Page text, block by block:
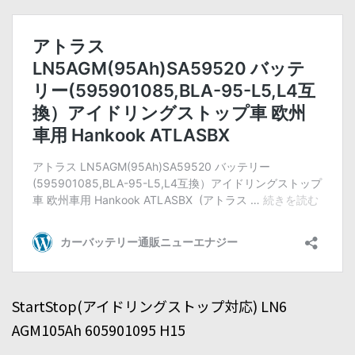
StartStop(アイドリングストップ対応) LN6
AGM105Ah 605901095 H15